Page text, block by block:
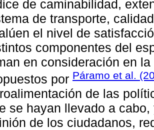
de caminabilidad,
de transporte,
el nivel de
componentes del
en consideración en
por Páramo et al.
de las
se hayan llevado a
de los ciudadanos,